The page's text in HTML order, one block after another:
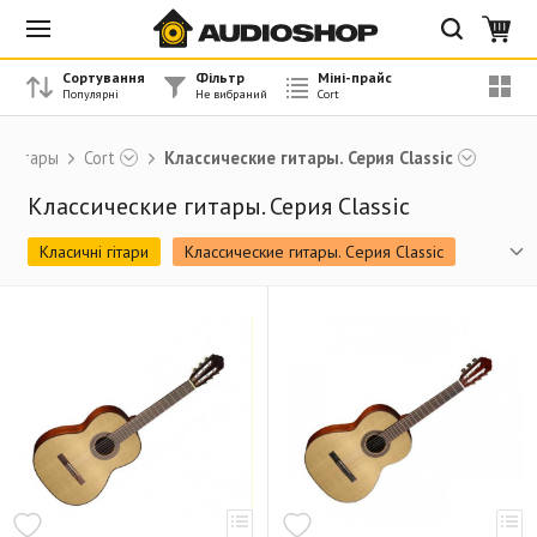
Гитары Cort Классические гитары. Серия Classic
Классические гитары. Серия Classic
Класичні гітари
Классические гитары. Серия Classic
Акустические гитары. Серия Earth
Акустические гитары. Серия Luce
Акустические бас-гитары
Электроакустические гитары. Серия Jade
Сортування Фільтр Міні-прайс